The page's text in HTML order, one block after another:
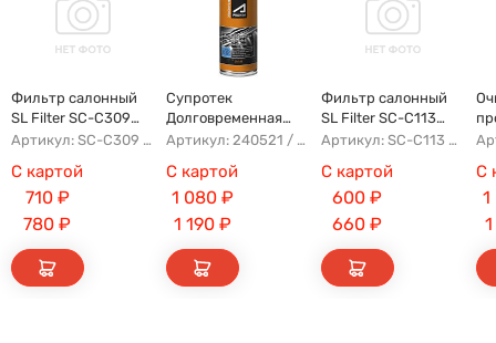
Фильтр салонный
SL Filter SC-C309
(AG854CF)
Артикул: SC-C309 AG854CF 8022021300 8025530000 AFW2992
С картой
710₽
780 ₽
Супротек
Долговременная
Промывка
Артикул: 240521 / 122929
С картой
1 080₽
1 190₽
Фильтр салонный
SL Filter SC-C113
(AG779CF)
Артикул: SC-C113 AFW1107 8104400XKZ96A AG779CF
С картой
600 ₽
660 ₽
С
1